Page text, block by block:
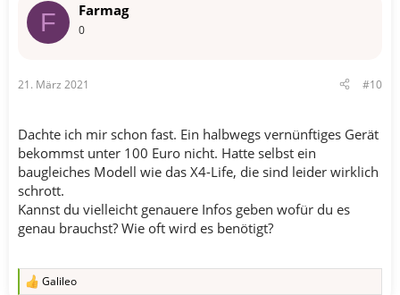
F Farmag
0
21. März 2021 #10
Dachte ich mir schon fast. Ein halbwegs vernünftiges Gerät
bekommst unter 100 Euro nicht. Hatte selbst ein
baugleiches Modell wie das X4-Life, die sind leider wirklich
schrott.
Kannst du vielleicht genauere Infos geben wofür du es
genau brauchst? Wie oft wird es benötigt?
R
Galileo